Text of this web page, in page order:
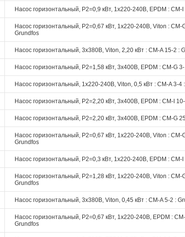
Насос горизонтальный, P2=0,9 кВт, 1х220-240В, EPDM : CM-
Насос горизонтальный, P2=0,67 кВт, 1х220-240В, Viton : CM-
Grundfos
Насос горизонтальный, 3х380В, Viton, 2,20 кВт : CM-A 15-2 :
Насос горизонтальный, P2=1,58 кВт, 3х400В, EPDM : CM-G
Насос горизонтальный, 1х220-240В, Viton, 0,5 кВт : CM-A 3-4
Насос горизонтальный, P2=2,20 кВт, 3х400В, EPDM : CM-I
Насос горизонтальный, P2=2,20 кВт, 3х400В, EPDM : CM-G
Насос горизонтальный, P2=0,67 кВт, 1х220-240В, Viton : CM-
Grundfos
Насос горизонтальный, P2=0,3 кВт, 1х220-240В, EPDM : CM-
Насос горизонтальный, P2=1,28 кВт, 1х220-240В, Viton : CM-
Grundfos
Насос горизонтальный, 3х380В, Viton, 0,45 кВт : CM-A 5-2 :
Насос горизонтальный, P2=0,67 кВт, 1х220-240В, EPDM :
Grundfos